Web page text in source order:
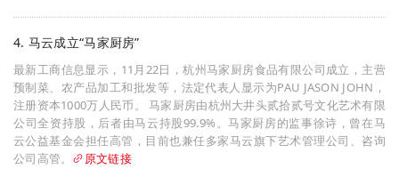
4. 马云成立“马家厨房”
最新工商信息显示，11月22日，杭州马家厨房食品有限公司成立，主营
预制菜、农产品加工和批发等，法定代表人显示为PAU JASON JOHN，
注册资本1000万人民币。 马家厨房由杭州大井头贰拾贰号文化艺术有限
公司全资持股，后者由马云持股99.9%。马家厨房的监事徐诗，曾在马
云公益基金会担任高管，目前也兼任多家马云旗下艺术管理公司、咨询
公司高管。
原文链接